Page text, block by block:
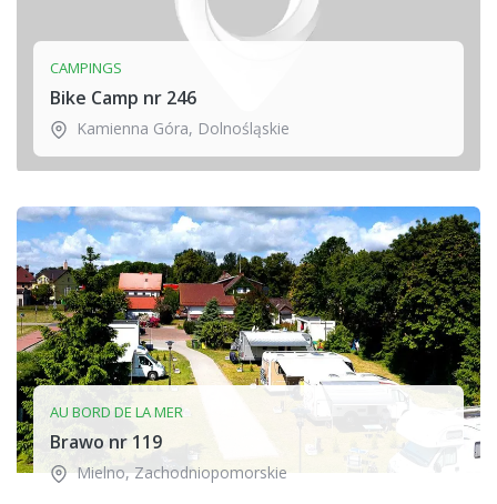
CAMPINGS
Bike Camp nr 246
Kamienna Góra, Dolnośląskie
AU BORD DE LA MER
Brawo nr 119
Mielno,Zachodniopomorskie